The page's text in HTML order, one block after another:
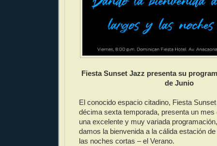
Fiesta Sunset Jazz presenta su
de Junio
El conocido espacio citadino, Fiesta
décima sexta temporada, presenta un mes
una excelente y muy variada
damos la bienvenida a la cálida estación
las noches cortas – el Verano.